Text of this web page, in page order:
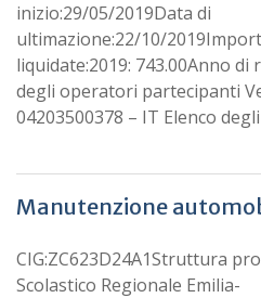
inizio:29/05/2019Data di
ultimazione:22/10/
liquidate:2019: 743.00Anno
degli operatori partecipanti
04203500378 – IT Elenco degli
Manutenzione
CIG:ZC623D24A1Struttura
Scolastico Regionale Emilia-